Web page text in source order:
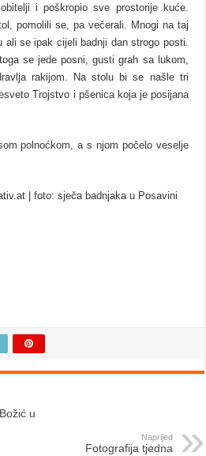
i poškropio sve prostorije kuće.
pomolili se, pa večerali. Mnogi na taj
ali se ipak cijeli badnji dan strogo posti.
se jede posni, gusti grah sa lukom,
rakijom. Na stolu bi se našle tri
Trojstvo i pšenica koja je posijana
polnoćkom, a s njom počelo veselje
| foto: sječa badnjaka u Posavini
u
Naprijed
Fotografija tjedna